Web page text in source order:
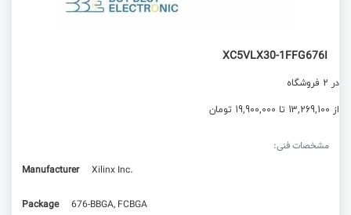
XC5VLX30-1FFG676I
در 2 فروشگاه
از 13,269,100 تا 19,900,000 تومان
مشخصات فنی:
Manufacturer
Xilinx Inc.
Package 676-BBGA, FCBGA